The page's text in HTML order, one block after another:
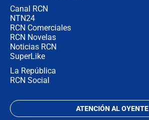
Canal RCN
NTN24
RCN Comerciales
RCN Novelas
Noticias RCN
SuperLike
La República
RCN Social
ATENCIÓN AL OYENTE